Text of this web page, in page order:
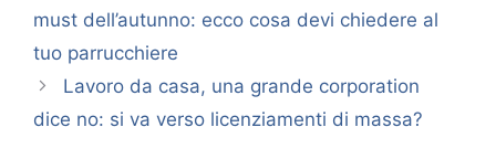
must dell’autunno: ecco cosa devi chiedere al
tuo parrucchiere
Lavoro da casa, una grande corporation
dice no: si va verso licenziamenti di massa?